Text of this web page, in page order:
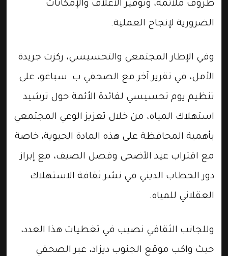
ظروف ملائمة، وتوفير الأعلاف والإمكانات
الضرورية لإنجاح العملية.
وفي الإطار المجتمعي والتحسيسي، ركزت جريدة
الأمل، في تقرير آخر مع الصحفي ب. سباغو، على
تنظيم يوم تحسيسي لفائدة الأئمة حول ترشيد
استهلاك المياه، من خلال تعزيز الوعي المجتمعي
بأهمية المحافظة على هذه المادة الحيوية، خاصة
مع اقتراب عيد الأضحى وفصل الصيف، مع إبراز
دور الخطاب الديني في نشر ثقافة الاستهلاك
العقلاني للمياه.
وللجانب الثقافي نصيب في تغطيات هذا العدد،
حيث واكب موقع الجنوب ديزاد، عبر الصحفي